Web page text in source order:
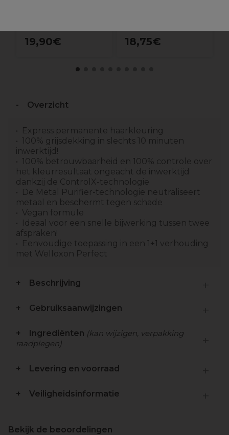
19,90€ 18,75€
Overzicht
Express permanente haarkleuring
100% grijsdekking in slechts 10 minuten
inwerktijd!
100% betrouwbaarheid en 100% controle over
het kleurresultaat ongeacht de inwerktijd
dankzij de ControlX-technologie
De Metal Purifier-technologie neutraliseert
metaal en beschermt tegen schade
Vegan formule
Ideaal voor een snelle bijwerking tussen twee
afspraken!
Eenvoudige toepassing in een 1+1 verhouding
met Welloxon Perfect
Beschrijving
Gebruiksaanwijzingen
Ingrediënten (kan wijzigen, verpakking
raadplegen)
Levering en voorraad
Veiligheidsinformatie
Bekijk de beoordelingen